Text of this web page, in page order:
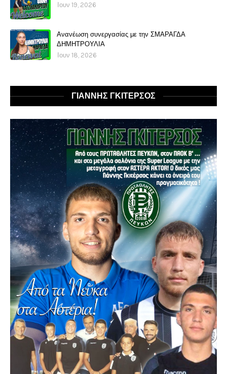
Ιουν 19, 2026
Ανανέωση συνεργασίας με την ΣΜΑΡΑΓΔΑ
ΔΗΜΗΤΡΟΥΛΙΑ
Ιουν 18, 2026
ΓΙΑΝΝΗΣ ΓΚΙΤΕΡΣΟΣ